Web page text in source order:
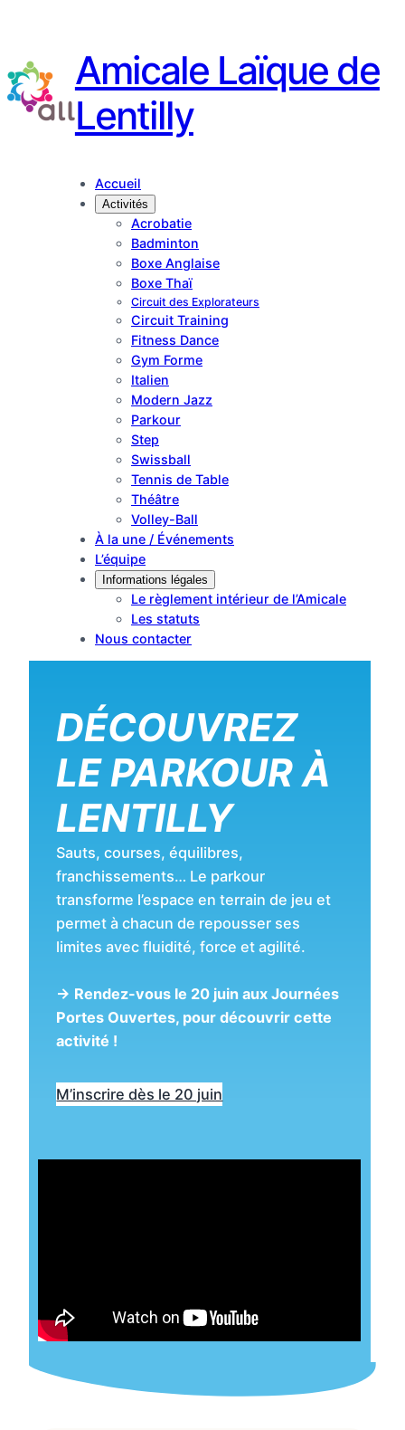
Amicale Laïque de
Lentilly
Accueil
Activités
Acrobatie
Badminton
Boxe Anglaise
Boxe Thaï
Circuit des Explorateurs
Circuit Training
Fitness Dance
Gym Forme
Italien
Modern Jazz
Parkour
Step
Swissball
Tennis de Table
Théâtre
Volley-Ball
À la une / Événements
L’équipe
Informations légales
Le règlement intérieur de l’Amicale
Les statuts
Nous contacter
DÉCOUVREZ
LE PARKOUR À
LENTILLY
Sauts, courses, équilibres,
franchissements… Le parkour
transforme l’espace en terrain de jeu et
permet à chacun de repousser ses
limites avec fluidité, force et agilité.
→ Rendez-vous le 20 juin aux Journées
Portes Ouvertes, pour découvrir cette
activité !
M’inscrire dès le 20 juin